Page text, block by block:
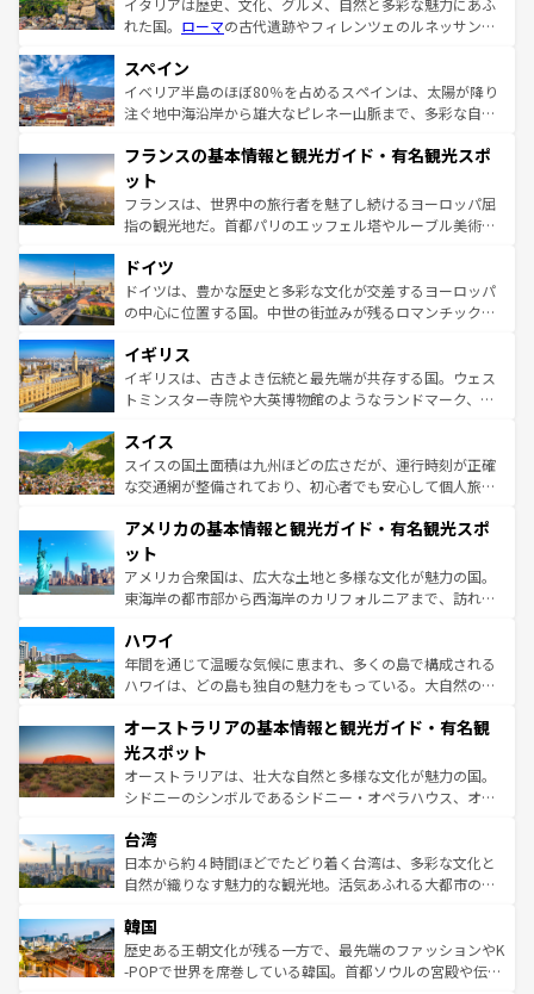
イタリアは歴史、文化、グルメ、自然と多彩な魅力にあふ
れた国。 ローマの古代遺跡やフィレンツェのルネッサンス
ろん、トスカーナの美しい田園風景やアマルフィ海岸の絶
景など、自然景観も見逃せない。観光の合間には、本場の
ピザやパスタなど、絶品のイタリア料理を堪能することも
ませてくれるイタリアで、忘れられない旅をしてみよう！
なお、新着のイタリア情報は
しい。
スペイン
イベリア半島のほぼ80％を占めるスペインは、太陽が降り
注ぐ地中海沿岸から雄大なピレネー山脈まで、多彩な自然
文化が根付くこの国では、情熱的なフラメンコ、熱気あふ
れる闘牛、そして美味しいタパスが生活の一部となってい
る。首都マドリードの洗練された雰囲気や、バルセロナの
アートに溢れた街角から、地方では古代ローマ遺跡や中世
せる。地方によって風土や気候が異なるスペインはその個
性で訪れる人を魅了する。 なお、新着のスペイン情報は コ
ンテンツ一覧を参照してほしい。
フランスの基本情報と観光ガイド・有名観光スポ
ット
フランスは、世界中の旅行者を魅了し続けるヨーロッパ屈
指の観光地だ。首都パリのエッフェル塔やルーブル美術館
で、幅広い魅力が詰まっている。華麗な宮殿、歴史的な大
聖堂、美しいビーチ、そして豊かな自然が、訪れる者を心
から魅了する。また、フランスは美食の国としても知ら
いる。シャンパンの発祥地であるランス、プロヴァンスの
香り高いラベンダー畑など、多彩な楽しみ方が可能だ。さ
らに、パリ以外の地域にも魅力が溢れており、どの街角に
れる地方に足を運ぶとそれぞれで全く異なる文化を体験で
きるだろう。 なお、新着のフランス情報はコンテンツ一覧
を参照してほしい。
ドイツ
ドイツは、豊かな歴史と多彩な文化が交差するヨーロッパ
の中心に位置する国。中世の街並みが残るロマンチック街
顔を持つこの国は、どこを歩いても飽きることがない。ベ
ルリンの文化的活気、バイエルン州のアルプスの絶景、そ
してライン川沿いのワイン畑といった風景は必見。ビール
は、お酒好きな人にはぜひ体験してほしい。 なお、新着の
ドイツ情報はコンテンツ一覧を参照してほしい。
イギリス
イギリスは、古きよき伝統と最先端が共存する国。ウェス
トミンスター寺院や大英博物館のようなランドマーク、歴
リアごとに異なる魅力がある。また、優雅なアフタヌーン
ティー、ビール好きにはたまらない英国パブ、サッカー観
戦など、本場だからこそできる体験も豊富。イギリスを旅
ンツ一覧を参照してほしい。
スイス
スイスの国土面積は九州ほどの広さだが、運行時刻が正確
な交通網が整備されており、初心者でも安心して個人旅行
の建物がそのまま残る町や、スイスならではのユニークな
博物館もあり、アルプス観光だけでなく町歩きも満喫する
ことができる。国民の所得が高いため物価も高いが、旅行
者向けの交通パス提供のサービスもあり、うまく活用すれ
着のスイス情報は
アメリカの基本情報と観光ガイド・有名観光スポ
ット
アメリカ合衆国は、広大な土地と多様な文化が魅力の国。
東海岸の都市部から西海岸のカリフォルニアまで、訪れる
のような巨大都市は、観光、ショッピング、エンターテイ
ンメントが詰まった刺激的なスポットだ。一方、アメリカ
西部には大自然が広がり、グランドキャニオンやイエロー
部のニューオーリンズでは、音楽と美食が融合した独特の
文化が魅力。旅行者はアメリカの各地域で異なる魅力を楽
しみながら、その多様性と豊かな歴史を感じることができ
るだろう。車でのロードトリップや列車の旅も、アメリカ
情報は
ハワイ
年間を通じて温暖な気候に恵まれ、多くの島で構成される
ハワイは、どの島も独自の魅力をもっている。大自然の神
ワイ島は見逃せない。また、定番の観光地といえばオアフ
島だが、静かな自然を求めるならマウイ島やカウアイ島が
おすすめ。エメラルドグリーンに輝く海をはじめ、豊かな
文化や歴史が息づいている。「アロハスピリット」と呼ば
人々、おいしいローカルフードやハワイアンミュージッ
ク、伝統的なフラダンスなど、すべてがハワイの魅力を彩
っている。訪れるたびに新しい発見と感動が待っているハ
はコンテンツ一覧
オーストラリアの基本情報と観光ガイド・有名観
光スポット
オーストラリアは、壮大な自然と多様な文化が魅力の国。
シドニーのシンボルであるシドニー・オペラハウス、オー
リアリーフや大陸中央部にそびえるウルル（エアーズロッ
ク）、タスマニアの美しい原生林やケアンズの熱帯雨林な
ど、見どころがたくさん。また、カフェやワイン、オージ
いる。アクティビティも充実しており、サーフィンやダイ
ビング、ハイキングなど、アウトドア好きにはたまらな
い。オーストラリアの多彩な魅力を存分に味わいつくそ
台湾
日本から約４時間ほどでたどり着く台湾は、多彩な文化と
自然が織りなす魅力的な観光地。活気あふれる大都市の台
ン）、静ひつな山岳地帯である台湾東部など、都市の喧騒
と山間の静けさが共存しており、訪れる人に新しい発見と
驚きをもたらしてくれる。また、奥深い台湾の食文化も魅
韓国
歴史ある王朝文化が残る一方で、最先端のファッションやK
-POPで世界を席巻している韓国。首都ソウルの宮殿や伝統